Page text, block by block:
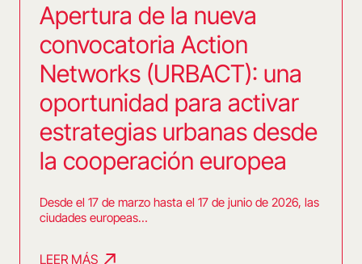
Apertura de la nueva
convocatoria Action
Networks (URBACT): una
oportunidad para activar
estrategias urbanas desde
la cooperación europea
Desde el 17 de marzo hasta el 17 de junio de 2026, las
ciudades europeas…
LEER MÁS